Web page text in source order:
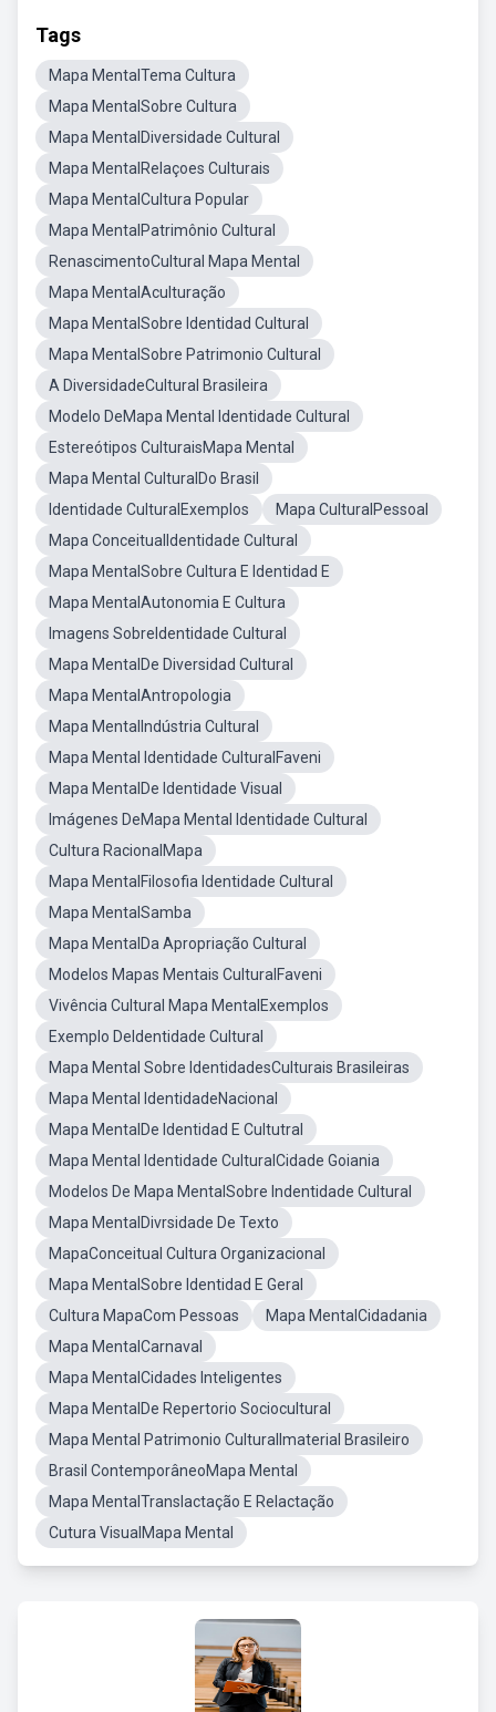
Tags
Mapa MentalTema Cultura
Mapa MentalSobre Cultura
Mapa MentalDiversidade Cultural
Mapa MentalRelaçoes Culturais
Mapa MentalCultura Popular
Mapa MentalPatrimônio Cultural
RenascimentoCultural Mapa Mental
Mapa MentalAculturação
Mapa MentalSobre Identidad Cultural
Mapa MentalSobre Patrimonio Cultural
A DiversidadeCultural Brasileira
Modelo DeMapa Mental Identidade Cultural
Estereótipos CulturaisMapa Mental
Mapa Mental CulturalDo Brasil
Identidade CulturalExemplos
Mapa CulturalPessoal
Mapa ConceitualIdentidade Cultural
Mapa MentalSobre Cultura E Identidad E
Mapa MentalAutonomia E Cultura
Imagens SobreIdentidade Cultural
Mapa MentalDe Diversidad Cultural
Mapa MentalAntropologia
Mapa MentalIndústria Cultural
Mapa Mental Identidade CulturalFaveni
Mapa MentalDe Identidade Visual
Imágenes DeMapa Mental Identidade Cultural
Cultura RacionalMapa
Mapa MentalFilosofia Identidade Cultural
Mapa MentalSamba
Mapa MentalDa Apropriação Cultural
Modelos Mapas Mentais CulturalFaveni
Vivência Cultural Mapa MentalExemplos
Exemplo DeIdentidade Cultural
Mapa Mental Sobre IdentidadesCulturais Brasileiras
Mapa Mental IdentidadeNacional
Mapa MentalDe Identidad E Cultutral
Mapa Mental Identidade CulturalCidade Goiania
Modelos De Mapa MentalSobre Indentidade Cultural
Mapa MentalDivrsidade De Texto
MapaConceitual Cultura Organizacional
Mapa MentalSobre Identidad E Geral
Cultura MapaCom Pessoas
Mapa MentalCidadania
Mapa MentalCarnaval
Mapa MentalCidades Inteligentes
Mapa MentalDe Repertorio Sociocultural
Mapa Mental Patrimonio CulturalImaterial Brasileiro
Brasil ContemporâneoMapa Mental
Mapa MentalTranslactação E Relactação
Cutura VisualMapa Mental